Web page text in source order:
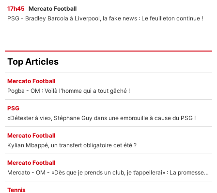
17h45 Mercato Football
PSG - Bradley Barcola à Liverpool, la fake news : Le feuilleton continue !
Top Articles
Mercato Football
Pogba - OM : Voilà l'homme qui a tout gâché !
PSG
«Détester à vie», Stéphane Guy dans une embrouille à cause du PSG !
Mercato Football
Kylian Mbappé, un transfert obligatoire cet été ?
Mercato Football
Mercato - OM - «Dès que je prends un club, je t’appellerai» : La promesse de Marcelino au moment de claquer la porte
Tennis